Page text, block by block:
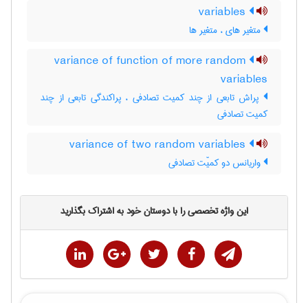
متغیر های ، متغیر ها
variance of function of more random
variables
پراش تابعی از چند کمیت تصادفی ، پراکندگی تابعی از چند
کمیت تصادفی
واریانس دو کمیّت تصادفی
این واژه تخصصی را با دوستان خود به اشتراک بگذارید